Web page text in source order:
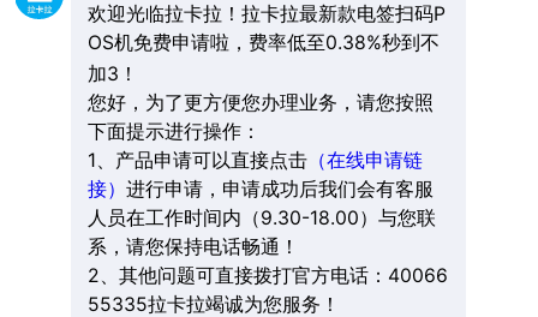
欢迎光临拉卡拉！拉卡拉最新款电签扫码P
OS机免费申请啦，费率低至0.38%秒到不
加3！
您好，为了更方便您办理业务，请您按照
下面提示进行操作：
1、产品申请可以直接点击（在线申请链
接） 进行申请，申请成功后我们会有客服
人员在工作时间内（9.30-18.00）与您联
系，请您保持电话畅通！
2、其他问题可直接拨打官方电话：40066
55335拉卡拉竭诚为您服务！